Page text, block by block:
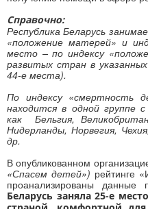
Справочно:
Республика Беларусь
«положение матерей» и
место – по индексу
развитых стран в
44-е места).
По индексу «смертность
находится в одной группе
как Бельгия,
Нидерланды, Норвегия,
др.
В опубликованном
«Спасем детей») рейтинге
проанализированы данные
Беларусь заняла 25-е место